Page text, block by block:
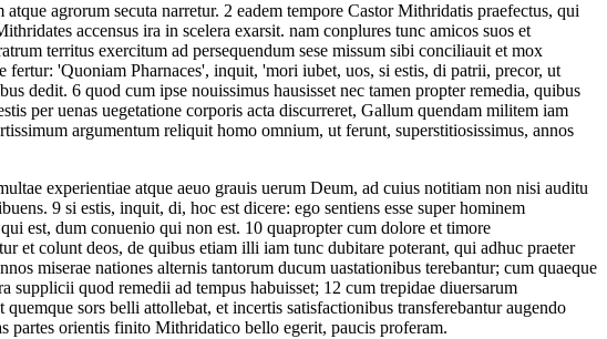
agrorum secuta narretur. 2 eadem tempore Castor Mithridatis praefectus, qui
accensus ira in scelera exarsit. nam conplures tunc amicos suos et
territus exercitum ad persequendum sese missum sibi conciliauit et mox
'Quoniam Pharnaces', inquit, 'mori iubet, uos, si estis, di patrii, precor, ut
dedit. 6 quod cum ipse nouissimus hausisset nec tamen propter remedia, quibus
per uenas uegetatione corporis acta discurreret, Gallum quendam militem iam
argumentum reliquit homo omnium, ut ferunt, superstitiosissimus, annos
experientiae atque aeuo grauis uerum Deum, ad cuius notitiam non nisi auditu
9 si estis, inquit, di, hoc est dicere: ego sentiens esse super hominem
est, dum conuenio qui non est. 10 quapropter cum dolore et timore
et colunt deos, de quibus etiam illi iam tunc dubitare poterant, qui adhuc praeter
miserae nationes alternis tantorum ducum uastationibus terebantur; cum quaeque
supplicii quod remedii ad tempus habuisset; 12 cum trepidae diuersarum
sors belli attollebat, et incertis satisfactionibus transferebantur augendo
partes orientis finito Mithridatico bello egerit, paucis proferam.